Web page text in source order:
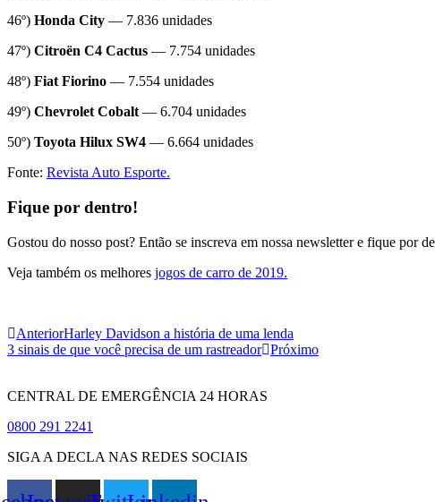
46º) Honda City — 7.836 unidades
47º) Citroën C4 Cactus — 7.754 unidades
48º) Fiat Fiorino — 7.554 unidades
49º) Chevrolet Cobalt — 6.704 unidades
50º) Toyota Hilux SW4 — 6.664 unidades
Fonte: Revista Auto Esporte.
Fique por dentro!
Gostou do nosso post? Então se inscreva em nossa newsletter e fique por
Veja também os melhores jogos de carro de 2019.
AnteriorHarley Davidson a história de uma lenda
3 sinais de que você precisa de um rastreador Próximo
CENTRAL DE EMERGÊNCIA 24 HORAS
0800 291 2241
SIGA A DECLA NAS REDES SOCIAIS